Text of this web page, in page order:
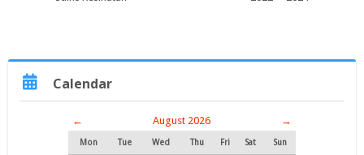
Calendar
Calendar
← August 2026 →
Mon Tue Wed Thu Fri Sat Sun